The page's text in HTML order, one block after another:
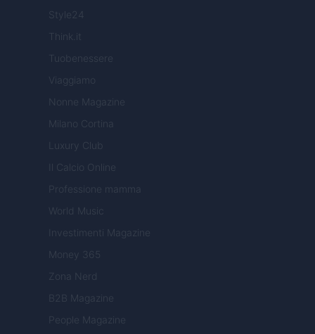
Style24
Think.it
Tuobenessere
Viaggiamo
Nonne Magazine
Milano Cortina
Luxury Club
Il Calcio Online
Professione mamma
World Music
Investimenti Magazine
Money 365
Zona Nerd
B2B Magazine
People Magazine